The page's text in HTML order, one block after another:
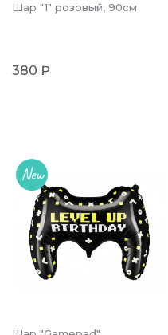
Шар "1" розовый, 90см
380 ₽
New